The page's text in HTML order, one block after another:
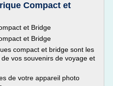
Compact et
et Bridge
et Bridge
compact et bridge sont les
vos souvenirs de voyage et
de votre appareil photo